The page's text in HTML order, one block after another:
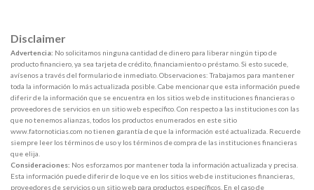
Disclaimer
Advertencia: No solicitamos ninguna cantidad de dinero para liberar ningún tipo de
producto financiero, ya sea tarjeta de crédito, financiamiento o préstamo. Si esto sucede,
avísenos a través del formulario de inmediato. Observaciones: Trabajamos para mantener
toda la información lo más actualizada posible. Cabe mencionar que esta información puede
diferir de la información que se encuentra en los sitios web de instituciones financieras o
proveedores de servicios en un sitio web específico. Con respecto a las instituciones con las
que no tenemos alianzas, todos los productos enumerados en este sitio
www.fatornoticias.com no tienen garantía de que la información esté actualizada. Recuerde
siempre leer los términos de uso y los términos de compra de las instituciones financieras
que elija.
Consideraciones: Nos esforzamos por mantener toda la información actualizada y precisa.
Esta información puede diferir de lo que ve en los sitios web de instituciones financieras,
proveedores de servicios o un sitio web para productos específicos. En el caso de